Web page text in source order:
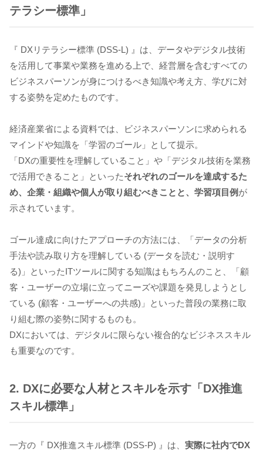
テラシー標準」
『 DXリテラシー標準 (DSS-L) 』は、データやデジタル技術
を活用して事業や業務を進める上で、経営層を含むすべての
ビジネスパーソンが身につけるべき知識や考え方、学びに対
する姿勢を定めたものです。
経済産業省による資料では、ビジネスパーソンに求められる
マインドや知識を「学習のゴール」として提示。
「DXの重要性を理解していること」や「デジタル技術を業務
で活用できること」といったそれぞれのゴールを達成するた
め、企業・組織や個人が取り組むべきことと、学習項目例 が
示されています。
ゴール達成に向けたアプローチの方法には、「データの分析
手法や読み取り方を理解している (データを読む・説明す
る)」といったITツールに関する知識はもちろんのこと、「顧
客・ユーザーの立場に立ってニーズや課題を発見しようとし
ている (顧客・ユーザーへの共感)」といった普段の業務に取
り組む際の姿勢に関するものも。
DXにおいては、デジタルに限らない複合的なビジネススキル
も重要なのです。
2. DXに必要な人材とスキルを示す「DX推進
スキル標準」
一方の『 DX推進スキル標準 (DSS-P) 』は、 実際に社内でDX